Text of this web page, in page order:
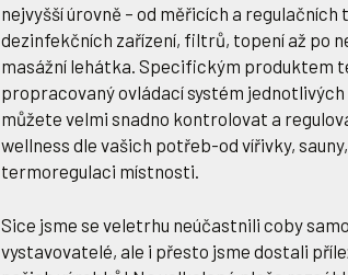
nejvyšší úrovně – od měřicích a regulačních
dezinfekčních zařízení, filtrů, topení až po
masážní lehátka. Specifickým produktem
propracovaný ovládací systém
můžete velmi snadno kontrolovat a
wellness dle vašich potřeb-od vířivky,
termoregulaci místnosti.
Sice jsme se veletrhu neúčastnili coby
vystavovatelé, ale i přesto jsme dostali